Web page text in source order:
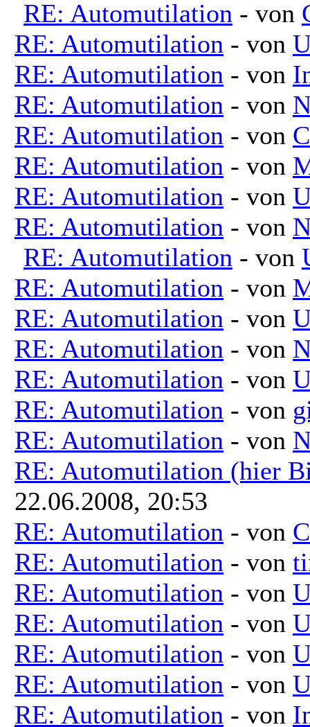
RE: Automutilation - von
RE: Automutilation - von
RE: Automutilation - von
RE: Automutilation - von
RE: Automutilation - von
RE: Automutilation - von
RE: Automutilation - von
RE: Automutilation - von
RE: Automutilation - von
RE: Automutilation - von
RE: Automutilation - von
RE: Automutilation - von
RE: Automutilation - von
RE: Automutilation - von
RE: Automutilation - von
RE: Automutilation (hier
22.06.2008, 20:53
RE: Automutilation - von
RE: Automutilation - von
RE: Automutilation - von
RE: Automutilation - von
RE: Automutilation - von
RE: Automutilation - von
RE: Automutilation - von